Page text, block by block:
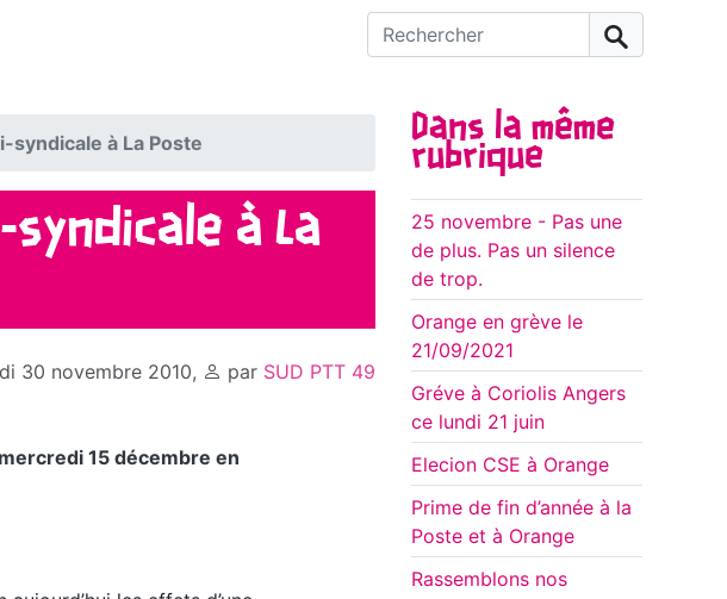
Rechercher :
à La Poste
à La
30 novembre 2010, par SUD PTT 49
15 décembre en
Dans la même
rubrique
25 novembre - Pas une
de plus. Pas un silence
de trop.
Orange en grève le
21/09/2021
Gréve à Coriolis Angers
ce lundi 21 juin
Elecion CSE à Orange
Prime de fin d’année à la
Poste et à Orange
Rassemblons nos